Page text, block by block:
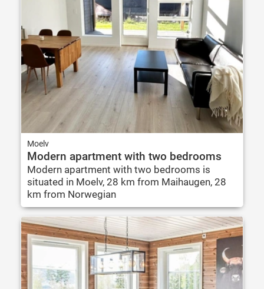
Moelv
Modern apartment with two bedrooms
Modern apartment with two bedrooms is
situated in Moelv, 28 km from Maihaugen, 28
km from Norwegian